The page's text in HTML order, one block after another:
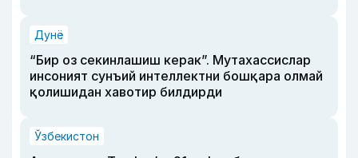
Дунё
“Бир оз секинлашиш керак”. Мутахассислар
инсоният сунъий интеллектни бошқара олмай
қолишидан хавотир билдирди
Ўзбекистон